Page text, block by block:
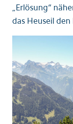
„Erlösung“
das Heuseil